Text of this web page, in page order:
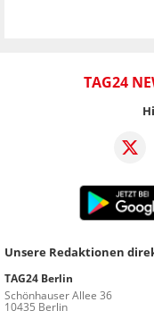
TAG24
Unsere Redaktionen
TAG24 Berlin
Schönhauser Allee 36
10435 Berlin